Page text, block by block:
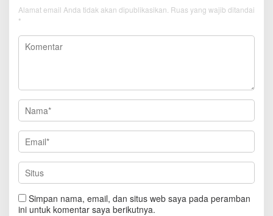
Alamat email Anda tidak akan dipublikasikan. Ruas yang wajib ditandai
*
Simpan nama, email, dan situs web saya pada peramban
ini untuk komentar saya berikutnya.